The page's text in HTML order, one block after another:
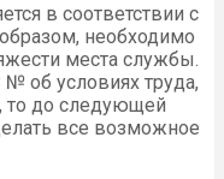
в соответствии с
необходимо
места службы.
об условиях труда,
то до следующей
все возможное